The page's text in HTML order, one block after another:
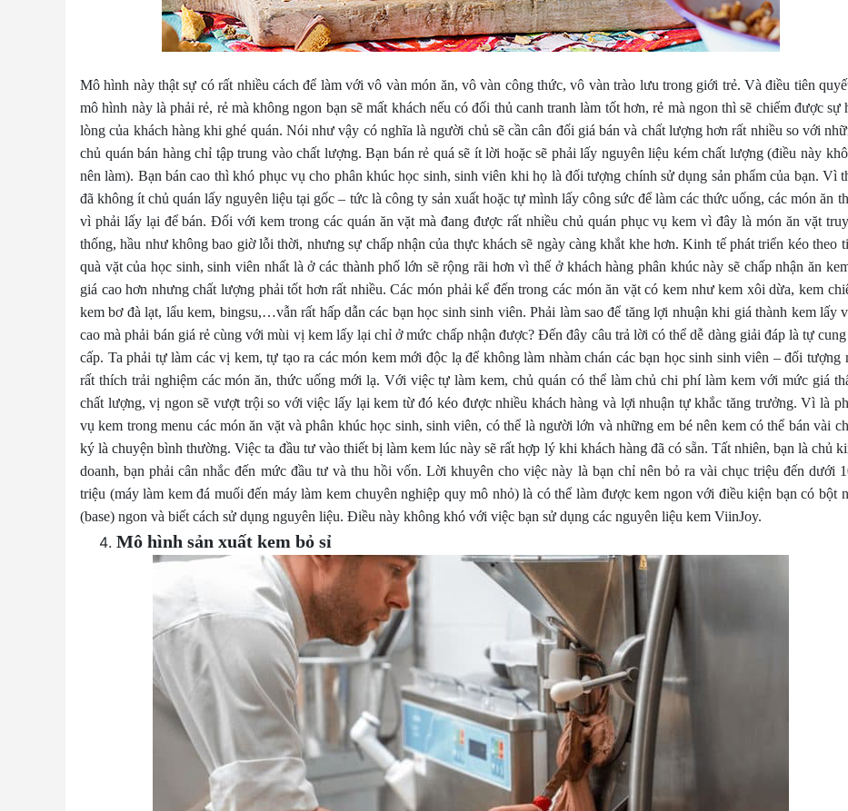
Mô hình này thật sự có rất nhiều cách để làm với vô vàn món ăn, vô vàn công thức, vô vàn trào lưu trong giới trẻ. Và điều tiên
mô hình này là phải rẻ, rẻ mà không ngon bạn sẽ mất khách nếu có đối thủ canh tranh làm tốt hơn, rẻ mà ngon thì sẽ chiếm được sự
lòng của khách hàng khi ghé quán. Nói như vậy có nghĩa là người chủ sẽ cần cân đối giá bán và chất lượng hơn rất nhiều so với
chủ quán bán hàng chỉ tập trung vào chất lượng. Bạn bán rẻ quá sẽ ít lời hoặc sẽ phải lấy nguyên liệu kém chất lượng (điều này
nên làm). Bạn bán cao thì khó phục vụ cho phân khúc học sinh, sinh viên khi họ là đối tượng chính sử dụng sản phẩm của bạn. Vì
đã không ít chủ quán lấy nguyên liệu tại gốc – tức là công ty sản xuất hoặc tự mình lấy công sức để làm các thức uống, các món ăn
vì phải lấy lại để bán. Đối với kem trong các quán ăn vặt mà đang được rất nhiều chủ quán phục vụ kem vì đây là món ăn vặt
thống, hầu như không bao giờ lỗi thời, nhưng sự chấp nhận của thực khách sẽ ngày càng khắt khe hơn. Kinh tế phát triển kéo theo
quà vặt của học sinh, sinh viên nhất là ở các thành phố lớn sẽ rộng rãi hơn vì thế ở khách hàng phân khúc này sẽ chấp nhận ăn
giá cao hơn nhưng chất lượng phải tốt hơn rất nhiều. Các món phải kể đến trong các món ăn vặt có kem như kem xôi dừa, kem
kem bơ đà lạt, lẩu kem, bingsu,…vẫn rất hấp dẫn các bạn học sinh sinh viên. Phải làm sao để tăng lợi nhuận khi giá thành kem lấy
cao mà phải bán giá rẻ cùng với mùi vị kem lấy lại chỉ ở mức chấp nhận được? Đến đây câu trả lời có thể dễ dàng giải đáp là tự
cấp. Ta phải tự làm các vị kem, tự tạo ra các món kem mới độc lạ để không làm nhàm chán các bạn học sinh sinh viên – đối tượng
rất thích trải nghiệm các món ăn, thức uống mới lạ. Với việc tự làm kem, chủ quán có thể làm chủ chi phí làm kem với mức giá
chất lượng, vị ngon sẽ vượt trội so với việc lấy lại kem từ đó kéo được nhiều khách hàng và lợi nhuận tự khắc tăng trưởng. Vì là
vụ kem trong menu các món ăn vặt và phân khúc học sinh, sinh viên, có thể là người lớn và những em bé nên kem có thể bán vài
ký là chuyện bình thường. Việc ta đầu tư vào thiết bị làm kem lúc này sẽ rất hợp lý khi khách hàng đã có sẵn. Tất nhiên, bạn là chủ
doanh, bạn phải cân nhắc đến mức đầu tư và thu hồi vốn. Lời khuyên cho việc này là bạn chỉ nên bỏ ra vài chục triệu đến dưới
triệu (máy làm kem đá muối đến máy làm kem chuyên nghiệp quy mô nhỏ) là có thể làm được kem ngon với điều kiện bạn có bột
(base) ngon và biết cách sử dụng nguyên liệu. Điều này không khó với việc bạn sử dụng các nguyên liệu kem ViinJoy.
Mô hình sản xuất kem bỏ sỉ